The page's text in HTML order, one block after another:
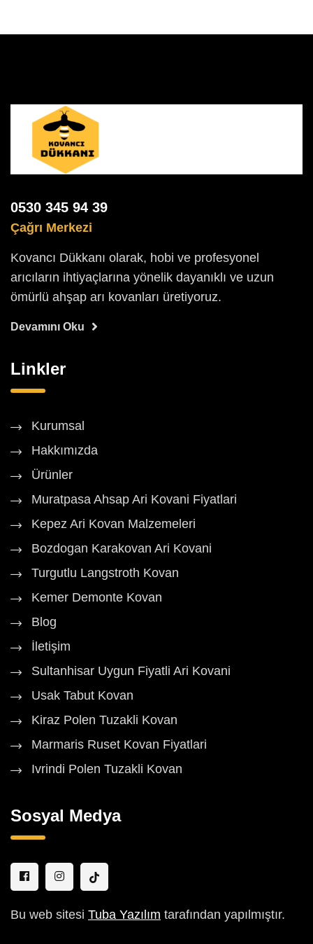
0530 345 94 39
Çağrı Merkezi
Kovancı Dükkanı olarak, hobi ve profesyonel
arıcıların ihtiyaçlarına yönelik dayanıklı ve uzun
ömürlü ahşap arı kovanları üretiyoruz.
Devamını Oku
Linkler
Kurumsal
Hakkımızda
Ürünler
Muratpasa Ahsap Ari Kovani Fiyatlari
Kepez Ari Kovan Malzemeleri
Bozdogan Karakovan Ari Kovani
Turgutlu Langstroth Kovan
Kemer Demonte Kovan
Blog
İletişim
Sultanhisar Uygun Fiyatli Ari Kovani
Usak Tabut Kovan
Kiraz Polen Tuzakli Kovan
Marmaris Ruset Kovan Fiyatlari
Ivrindi Polen Tuzakli Kovan
Sosyal Medya
Bu web sitesi Tuba Yazılım tarafından yapılmıştır.